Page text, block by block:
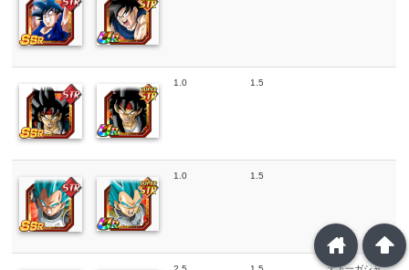
1.0 1.5
1.0 1.5
arrowup
home